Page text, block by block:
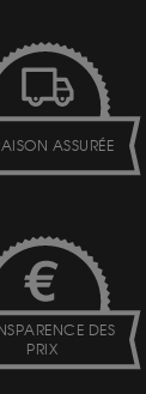
ASSURÉE
DES
PRIX